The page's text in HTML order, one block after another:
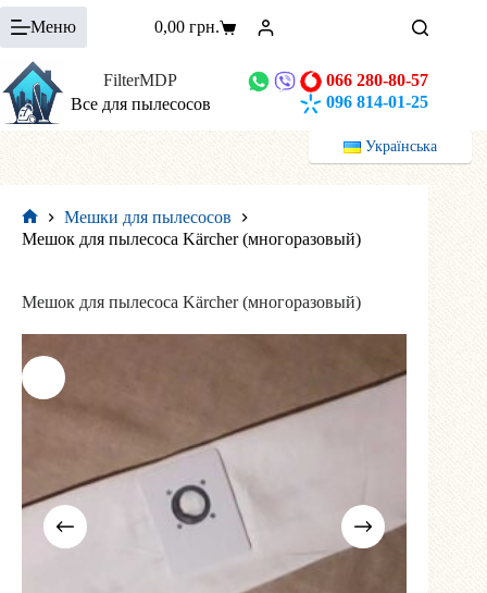
Перейти
сути
Меню Корзина
0,00грн.
FilterMDP
Все для пылесосов
066 280-80-57
096 814-01-25
Українська
Главная
Мешки для пылесосов
Мешок для пылесоса Kärcher (многоразовый)
Мешок для пылесоса Kärcher (многоразовый)